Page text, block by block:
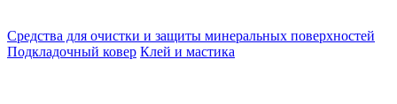
Средства для очистки и защиты минеральных поверхностей
Подкладочный ковер Клей и мастика